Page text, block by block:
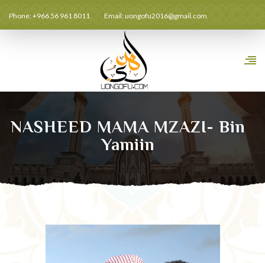
Phone: +966 56 961 8011 Email:uongofu2016@gmail.com
NASHEED MAMA MZAZI- Bin
Yamiin